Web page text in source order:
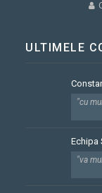
ULTIMELE
"cu
Echipa
"va